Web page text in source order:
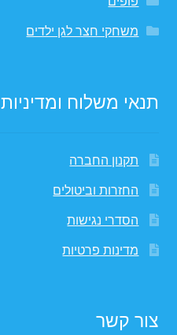
משחקי חצר לגן ילדים
תנאי משלוח ומדיניות
תקנון החברה
החזרות וביטולים
הסדרי נגישות
מדינות פרטיות
צור קשר